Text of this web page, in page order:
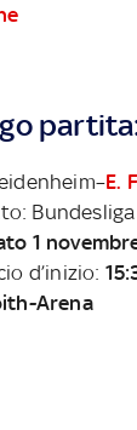
E.
Bundesliga
1
d’inizio:
Arena